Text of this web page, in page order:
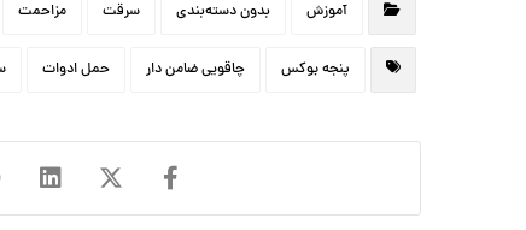
آموزش بدون دسته‌بندی سرقت مزاحمت
پنجه بوکس چاقویی ضامن دار حمل ادوات